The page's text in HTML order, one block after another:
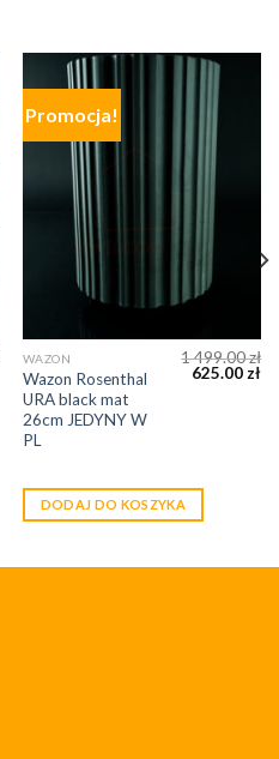
Promocja!
WAZON
Wazon Rosenthal
URA black mat
26cm JEDYNY W
PL
1 499.00zł
625.00zł
DODAJ DO KOSZYKA